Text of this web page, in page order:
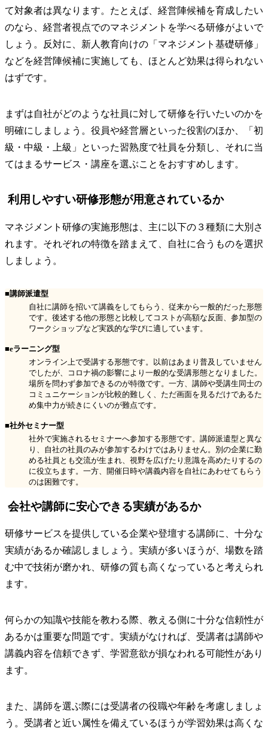
て対象者は異なります。たとえば、経営陣候補を育成したい
のなら、経営者視点でのマネジメントを学べる研修がよいで
しょう。反対に、新人教育向けの「マネジメント基礎研修」
などを経営陣候補に実施しても、ほとんど効果は得られない
はずです。
まずは自社がどのような社員に対して研修を行いたいのかを
明確にしましょう。役員や経営層といった役割のほか、「初
級・中級・上級」といった習熟度で社員を分類し、それに当
てはまるサービス・講座を選ぶことをおすすめします。
利用しやすい研修形態が用意されているか
マネジメント研修の実施形態は、主に以下の３種類に大別さ
れます。それぞれの特徴を踏まえて、自社に合うものを選択
しましょう。
■講師派遣型
自社に講師を招いて講義をしてもらう、従来から一般的だった形態
です。後述する他の形態と比較してコストが高額な反面、参加型の
ワークショップなど実践的な学びに適しています。
■eラーニング型
オンライン上で受講する形態です。以前はあまり普及していません
でしたが、コロナ禍の影響により一般的な受講形態となりました。
場所を問わず参加できるのが特徴です。一方、講師や受講生同士の
コミュニケーションが比較的難しく、ただ画面を見るだけであるた
め集中力が続きにくいのが難点です。
■社外セミナー型
社外で実施されるセミナーへ参加する形態です。講師派遣型と異な
り、自社の社員のみが参加するわけではありません。別の企業に勤
める社員とも交流が生まれ、視野を広げたり意識を高めたりするの
に役立ちます。一方、開催日時や講義内容を自社にあわせてもらう
のは困難です。
会社や講師に安心できる実績があるか
研修サービスを提供している企業や登壇する講師に、十分な
実績があるか確認しましょう。実績が多いほうが、場数を踏
む中で技術が磨かれ、研修の質も高くなっていると考えられ
ます。
何らかの知識や技能を教わる際、教える側に十分な信頼性が
あるかは重要な問題です。実績がなければ、受講者は講師や
講義内容を信頼できず、学習意欲が損なわれる可能性があり
ます。
また、講師を選ぶ際には受講者の役職や年齢を考慮しましょ
う。受講者と近い属性を備えているほうが学習効果は高くな